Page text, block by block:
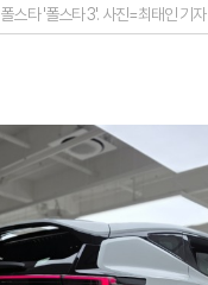
폴스타 '폴스타 3'. 사진=최태인 기자